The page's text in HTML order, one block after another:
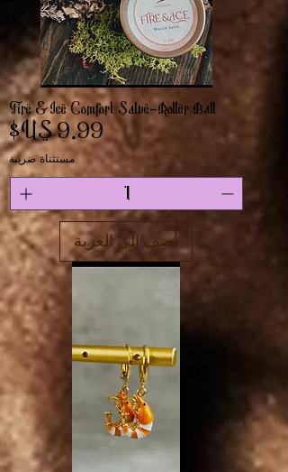
Fire & Ice Comfort Salve-Roller Ball
السعر
مستثناة ضريبة
أضِف إلى العربة